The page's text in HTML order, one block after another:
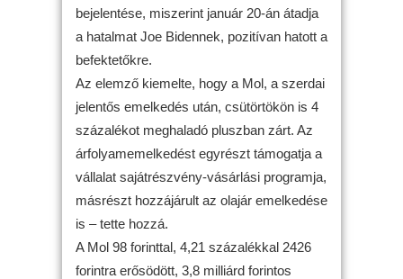
bejelentése, miszerint január 20-án átadja
a hatalmat Joe Bidennek, pozitívan hatott a
befektetőkre.
Az elemző kiemelte, hogy a Mol, a szerdai
jelentős emelkedés után, csütörtökön is 4
százalékot meghaladó pluszban zárt. Az
árfolyamemelkedést egyrészt támogatja a
vállalat sajátrészvény-vásárlási programja,
másrészt hozzájárult az olajár emelkedése
is – tette hozzá.
A Mol 98 forinttal, 4,21 százalékkal 2426
forintra erősödött, 3,8 milliárd forintos